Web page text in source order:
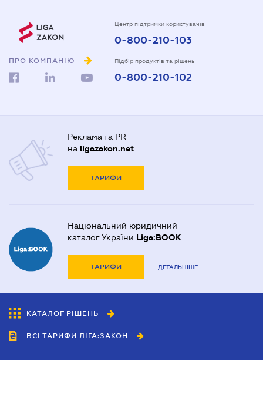
ПРО КОМПАНІЮ
Центр підтримки користувачів
0-800-210-103
Підбір продуктів та рішень
0-800-210-102
Реклама та PR
на ligazakon.net
ТАРИФИ
Національний юридичний
каталог України Liga:BOOK
ТАРИФИ ДЕТАЛЬНІШЕ
КАТАЛОГ РІШЕНЬ
ВСІ ТАРИФИ ЛІГА:ЗАКОН